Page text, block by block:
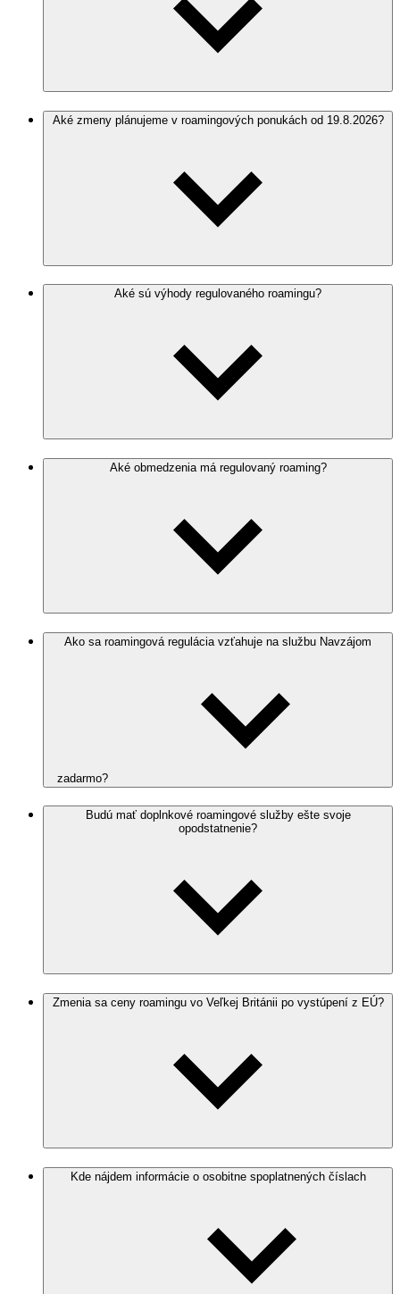
Aké zmeny plánujeme v roamingových ponukách od 19.8.2026?
Aké sú výhody regulovaného roamingu?
Aké obmedzenia má regulovaný roaming?
Ako sa roamingová regulácia vzťahuje na službu Navzájom
zadarmo?
Budú mať doplnkové roamingové služby ešte svoje
opodstatnenie?
Zmenia sa ceny roamingu vo Veľkej Británii po vystúpení z EÚ?
Kde nájdem informácie o osobitne spoplatnených číslach